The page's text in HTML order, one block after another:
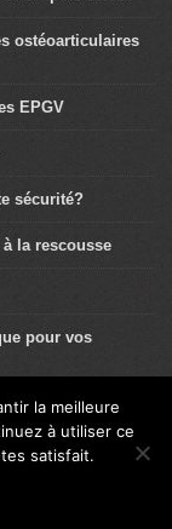
ostéoarticulaires
EPGV
sécurité?
la rescousse
pour vos
pathologie
la meilleure
à utiliser ce
satisfait.